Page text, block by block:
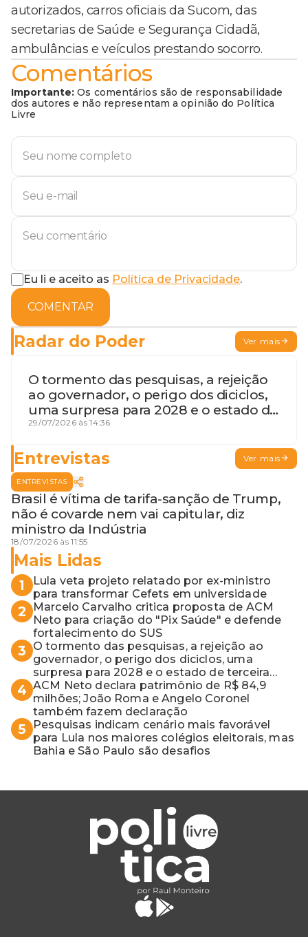
autorizados, carros oficiais da Sucom, das
secretarias de Saúde e Segurança Cidadã,
ambulâncias e veículos prestando socorro.
Comentários
Importante: Os comentários são de responsabilidade
dos autores e não representam a opinião do Política
Livre
Eu li e aceito as Política de Privacidade.
COMENTAR
Radar do Poder Ver mais
O tormento das pesquisas, a rejeição
ao governador, o perigo dos diciclos,
uma surpresa para 2028 e o estado de
terceira guerra mundial
29/07/2026 às 14:36
Entrevistas Ver mais
ENTREVISTAS
Brasil é vítima de tarifa-sanção de Trump,
não é covarde nem vai capitular, diz
ministro da Indústria
18/07/2026 às 11:55
Mais Lidas
1
Lula veta projeto relatado por ex-ministro
para transformar Cefets em universidade
2
Marcelo Carvalho critica proposta de ACM
Neto para criação do "Pix Saúde" e defende
fortalecimento do SUS
3
O tormento das pesquisas, a rejeição ao
governador, o perigo dos diciclos, uma
surpresa para 2028 e o estado de terceira
guerra mundial
4 ACM Neto declara patrimônio de R$ 84,9
milhões; João Roma e Angelo Coronel
também fazem declaração
5
Pesquisas indicam cenário mais favorável
para Lula nos maiores colégios eleitorais, mas
Bahia e São Paulo são desafios